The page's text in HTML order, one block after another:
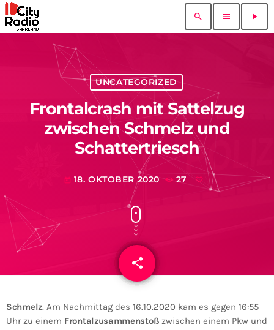
search menu play_arrow
UNCATEGORIZED
Frontalcrash mit Sattelzug
zwischen Schmelz und
Schattertriesch
today 18. OKTOBER 2020 27
share
email
Schmelz. Am Nachmittag des 16.10.2020 kam es gegen 16:55
Uhr zu einem Frontalzusammenstoß zwischen einem Pkw und